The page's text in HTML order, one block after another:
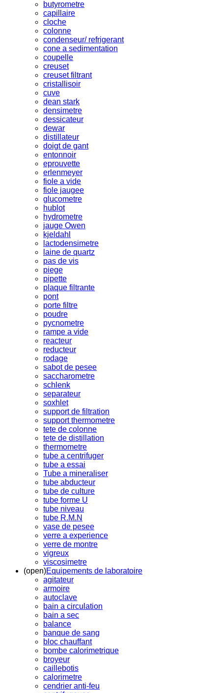
butyrometre
capillaire
cloche
colonne
condenseur/ refrigerant
cone a sedimentation
coupelle
creuset
creuset filtrant
cristallisoir
cuve
dean stark
densimetre
dessicateur
dewar
distillateur
doigt de gant
entonnoir
eprouvette
erlenmeyer
fiole a vide
fiole jaugee
glucometre
hublot
hydrometre
jauge Owen
kjeldahl
lactodensimetre
laine de quartz
pas de vis
piege
pipette
plaque filtrante
pont
porte filtre
poudre
pycnometre
rampe a vide
reacteur
reducteur
rodage
sabot de pesee
saccharometre
schlenk
separateur
soxhlet
support de filtration
support thermometre
tete de colonne
tete de distillation
thermometre
tube a centrifuger
tube a essai
Tube a mineraliser
tube abducteur
tube de culture
tube forme U
tube niveau
tube R.M.N
vase de pesee
verre a experience
verre de montre
vigreux
viscosimetre
(open)Equipements de laboratoire
agitateur
armoire
autoclave
bain a circulation
bain a sec
balance
banque de sang
bloc chauffant
bombe calorimetrique
broyeur
caillebotis
calorimetre
cendrier anti-feu